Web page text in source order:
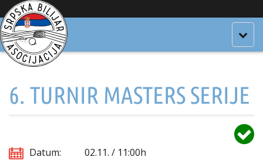
6. TURNIR MASTERS SERIJE
Datum:
02.11. / 11:00h